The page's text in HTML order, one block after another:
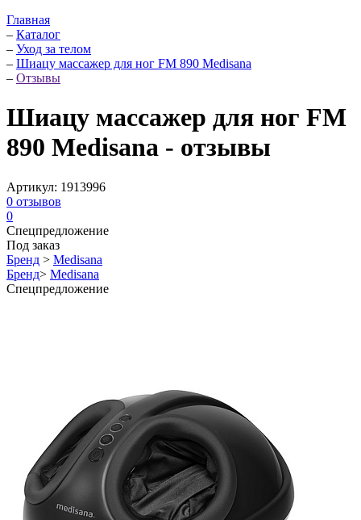
Главная
– Каталог
– Уход за телом
– Шиацу массажер для ног FM 890 Medisana
– Отзывы
Шиацу массажер для ног FM
890 Medisana - отзывы
Артикул: 1913996
0 отзывов
0
Спецпредложение
Под заказ
Бренд > Medisana
Бренд> Medisana
Спецпредложение